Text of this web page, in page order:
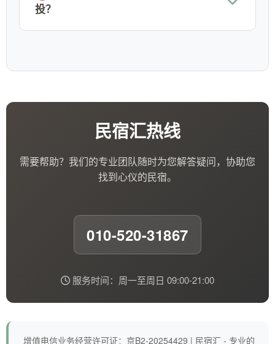
投？
民宿汇热线
需要帮助？我们的专业团队随时为您解答疑问，协助您
找到心仪的民宿。
010-520-31867
服务时间：周一至周日 09:00-21:00
增值电信业务经营许可证：京B2-20254429 | 民宿汇 - 专业的